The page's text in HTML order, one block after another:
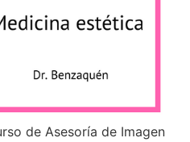
de Asesoría de Imagen